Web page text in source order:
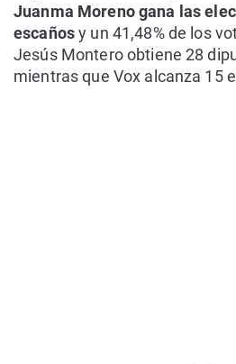
Juanma Moreno gana las
escañosy un 41,48% de los
Jesús Montero obtiene 28
mientras que Vox alcanza 15